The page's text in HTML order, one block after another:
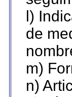
l)
de
m)
n)